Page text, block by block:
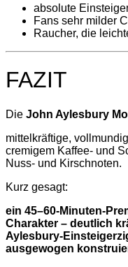
absolute
Fans sehr milder
Raucher, die
FAZIT
Die John Aylesbury
mittelkräftige,
cremigem Kaffee- und
Nuss- und Kirschnoten.
Kurz gesagt:
ein 45–60-Minuten-
Charakter – deutlich
Aylesbury-
ausgewogen